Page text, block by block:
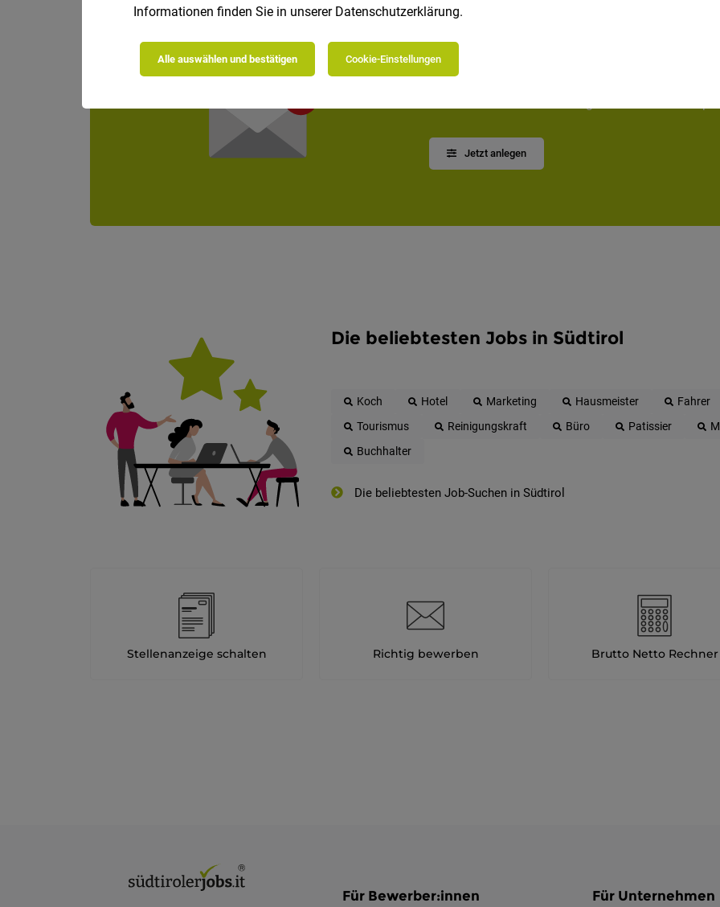
Speichere deine Suche als
Jetzt anlegen
Die beliebtesten Jobs in Südtirol
Koch Hotel Marketing Hausmeister Fahrer
Tourismus
Reinigungskraft Büro Patissier
Buchhalter
Die beliebtesten Job-Suchen in Südtirol
Stellenanzeige schalten Richtig bewerben Brutto Netto Rechner
Für Bewerber:innen Für Unternehmen
Informationen finden Sie in unserer Datenschutzerklärung.
Alle auswählen und bestätigen Cookie-Einstellungen